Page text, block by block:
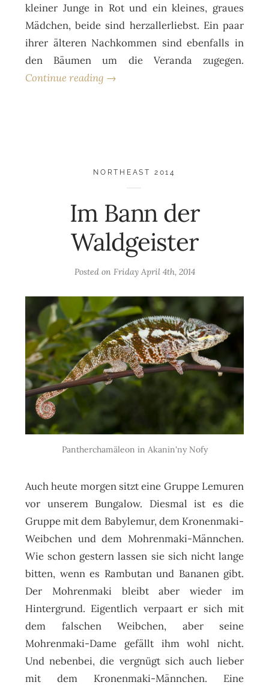
kleiner Junge in Rot und ein kleines, graues
Mädchen, beide sind herzallerliebst. Ein paar
ihrer älteren Nachkommen sind ebenfalls in
den Bäumen um die Veranda zugegen.
Continue reading →
NORTHEAST 2014
Im Bann der
Waldgeister
Posted on Friday April 4th, 2014
Pantherchamäleon in Akanin'ny Nofy
Auch heute morgen sitzt eine Gruppe Lemuren
vor unserem Bungalow. Diesmal ist es die
Gruppe mit dem Babylemur, dem Kronenmaki-
Weibchen und dem Mohrenmaki-Männchen.
Wie schon gestern lassen sie sich nicht lange
bitten, wenn es Rambutan und Bananen gibt.
Der Mohrenmaki bleibt aber wieder im
Hintergrund. Eigentlich verpaart er sich mit
dem falschen Weibchen, aber seine
Mohrenmaki-Dame gefällt ihm wohl nicht.
Und nebenbei, die vergnügt sich auch lieber
mit dem Kronenmaki-Männchen. Eine